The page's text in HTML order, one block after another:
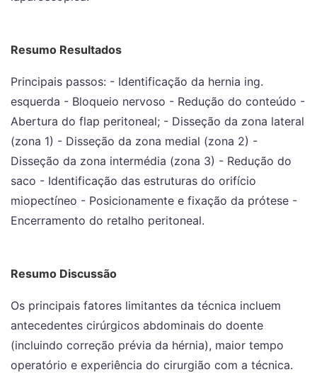
Resumo Resultados
Principais passos: - Identificação da hernia ing.
esquerda - Bloqueio nervoso - Redução do conteúdo -
Abertura do flap peritoneal; - Disseção da zona lateral
(zona 1) - Disseção da zona medial (zona 2) -
Disseção da zona intermédia (zona 3) - Redução do
saco - Identificação das estruturas do orifício
miopectíneo - Posicionamente e fixação da prótese -
Encerramento do retalho peritoneal.
Resumo Discussão
Os principais fatores limitantes da técnica incluem
antecedentes cirúrgicos abdominais do doente
(incluindo correção prévia da hérnia), maior tempo
operatório e experiência do cirurgião com a técnica.